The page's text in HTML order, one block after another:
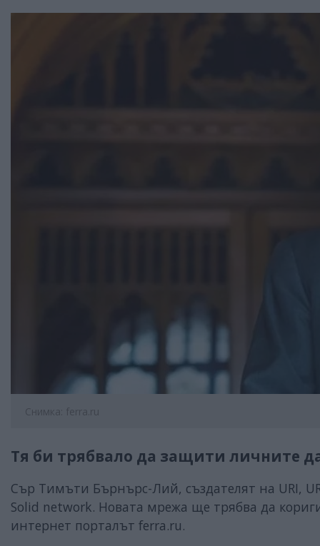
Снимка: ferra.ru
Тя би трябвало да защити личните
Сър Тимъти Бърнърс-Лий, създателят на URI,
Solid network. Новата мрежа ще трябва да
интернет порталът ferra.ru.